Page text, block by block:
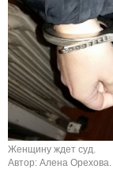
Женщину ждет суд.
Автор: Алена Орехова.